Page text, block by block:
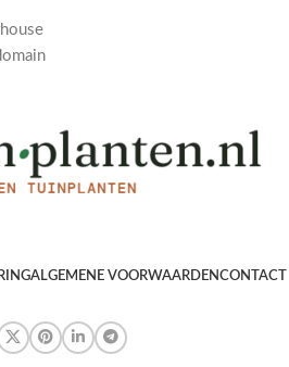
ALGEMENE VOORWAARDENCONTACT